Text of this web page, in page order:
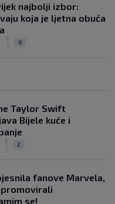
najbolji izbor:
koja je ljetna obuća
0
Taylor Swift
Bijele kuće i
2
fanove Marvela,
se!